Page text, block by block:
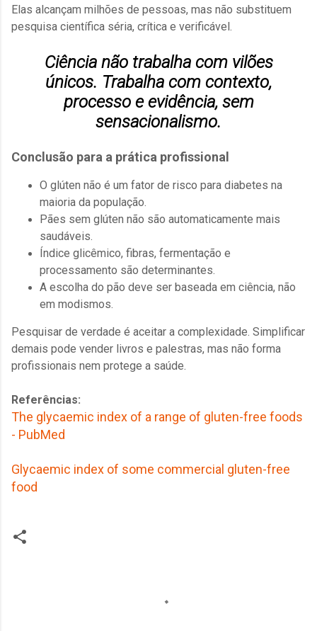
Elas alcançam milhões de pessoas, mas não substituem
pesquisa científica séria, crítica e verificável.
Ciência não trabalha com vilões
únicos. Trabalha com contexto,
processo e evidência, sem
sensacionalismo.
Conclusão para a prática profissional
O glúten não é um fator de risco para diabetes na
maioria da população.
Pães sem glúten não são automaticamente mais
saudáveis.
Índice glicêmico, fibras, fermentação e
processamento são determinantes.
A escolha do pão deve ser baseada em ciência, não
em modismos.
Pesquisar de verdade é aceitar a complexidade. Simplificar
demais pode vender livros e palestras, mas não forma
profissionais nem protege a saúde.
Referências:
The glycaemic index of a range of gluten-free foods
- PubMed
Glycaemic index of some commercial gluten-free
food